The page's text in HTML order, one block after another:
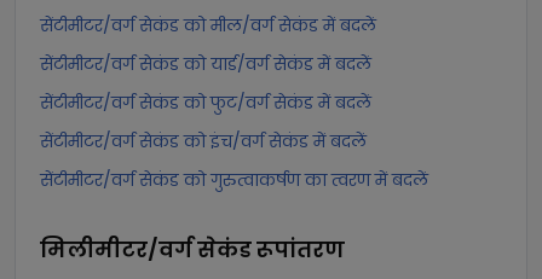
सेंटीमीटर/वर्ग सेकंड को मील/वर्ग सेकंड में बदलें
सेंटीमीटर/वर्ग सेकंड को यार्ड/वर्ग सेकंड में बदलें
सेंटीमीटर/वर्ग सेकंड को फुट/वर्ग सेकंड में बदलें
सेंटीमीटर/वर्ग सेकंड को इंच/वर्ग सेकंड में बदलें
सेंटीमीटर/वर्ग सेकंड को गुरुत्वाकर्षण का त्वरण में बदलें
मिलीमीटर/वर्ग सेकंडरूपांतरण